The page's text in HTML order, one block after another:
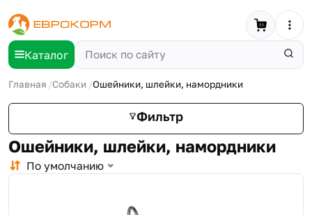
Каталог
Главная Собаки Ошейники, шлейки, намордники
Ошейники, шлейки, намордники
По умолчанию
Фильтр